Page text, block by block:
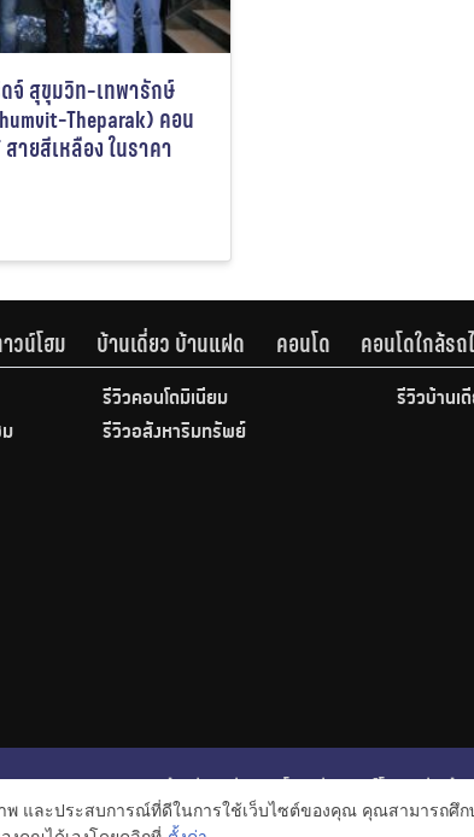
จ์ สุขุมวิท-เทพารักษ์
Theparak) คอน
สายสีเหลือง ในราคา
วน์โฮม บ้านเดี่ยว บ้านแฝด คอนโด คอนโดใกล้ร
รีวิวคอนโดมิเนียม
รีวิวบ้านเ
ม
รีวิวอสังหาริมทรัพย์
หน้าหลัก รีวิวคอนโด รีวิวทาวน์โฮม รีวิวบ้า
ข่าวอสังหาริมทรัพย์
โปรโมชั่นบ้านและคอนโด
พ และประสบการณ์ที่ดีในการใช้เว็บไซต์ของคุณ คุณสามารถศึก